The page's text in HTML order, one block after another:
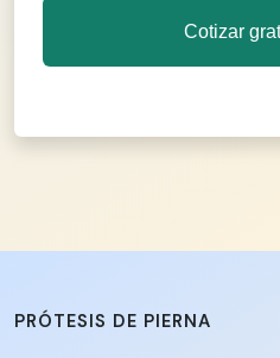
PRÓTESIS DE PIERNA